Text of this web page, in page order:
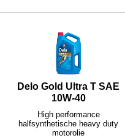
Delo Gold Ultra T SAE
10W-40
High performance
halfsynthetische heavy duty
motorolie